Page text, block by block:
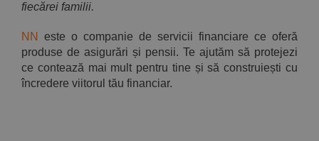
fiecărei familii.
NN
este o companie de servicii financiare ce oferă
produse de asigurări și pensii. Te ajutăm să protejezi
ce contează mai mult pentru tine și să construiești cu
încredere viitorul tău financiar.